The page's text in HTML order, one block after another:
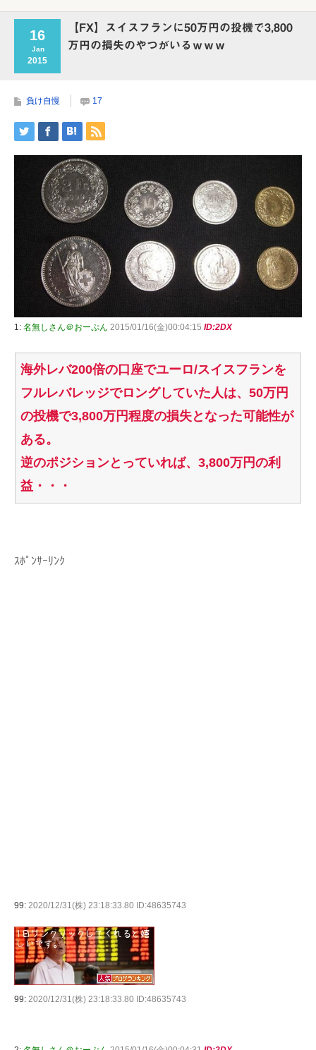
16
Jan
2015
【FX】スイスフランに50万円の投機で3,800
万円の損失のやつがいるｗｗｗ
負け自慢 17
1: 名無しさん＠おーぷん 2015/01/16(金)00:04:15 ID:2DX
海外レバ200倍の口座でユーロ/スイスフランを
フルレバレッジでロングしていた人は、50万円
の投機で3,800万円程度の損失となった可能性が
ある。
逆のポジションとっていれば、3,800万円の利
益・・・
ｽﾎﾟﾝｻｰﾘﾝｸ
99: 2020/12/31(株) 23:18:33.80 ID:48635743
99: 2020/12/31(株) 23:18:33.80 ID:48635743